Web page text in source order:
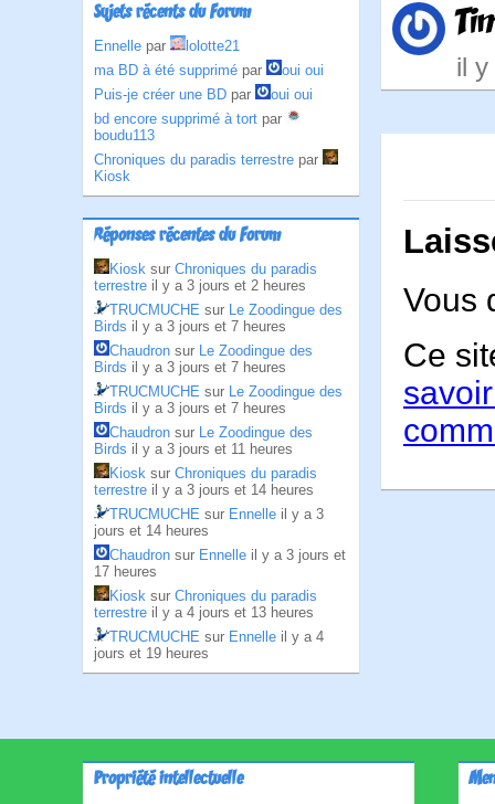
Sujets récents du Forum
Ennelle par
lolotte21
ma BD à été supprimé par
oui oui
Puis-je créer une BD par
oui oui
bd encore supprimé à tort par
boudu113
Chroniques du paradis terrestre par
Kiosk
Réponses récentes du Forum
Kiosk sur Chroniques du paradis
terrestre il y a 3 jours et 2 heures
TRUCMUCHE sur Le Zoodingue des
Birds il y a 3 jours et 7 heures
Chaudron sur Le Zoodingue des
Birds il y a 3 jours et 7 heures
TRUCMUCHE sur Le Zoodingue des
Birds il y a 3 jours et 7 heures
Chaudron sur Le Zoodingue des
Birds il y a 3 jours et 11 heures
Kiosk sur Chroniques du paradis
terrestre il y a 3 jours et 14 heures
TRUCMUCHE sur Ennelle il y a 3
jours et 14 heures
Chaudron sur Ennelle il y a 3 jours et
17 heures
Kiosk sur Chroniques du paradis
terrestre il y a 4 jours et 13 heures
TRUCMUCHE sur Ennelle il y a 4
jours et 19 heures
il
Vous
Ce
Propriété intellectuelle